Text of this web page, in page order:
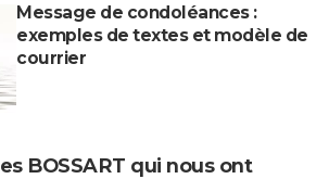
Message de condoléances :
exemples de textes et modèle de
courrier
BOSSART qui nous ont